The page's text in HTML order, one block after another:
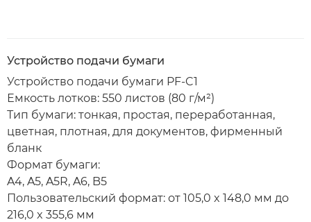
Устройство подачи бумаги
Устройство подачи бумаги PF-C1
Емкость лотков: 550 листов (80 г/м²)
Тип бумаги: тонкая, простая, переработанная,
цветная, плотная, для документов, фирменный
бланк
Формат бумаги:
A4, A5, A5R, A6, B5
Пользовательский формат: от 105,0 x 148,0 мм до
216,0 x 355,6 мм